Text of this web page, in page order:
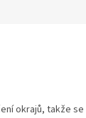
okrajů, takže